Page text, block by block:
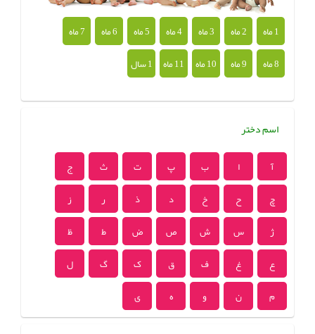
1 ماه 2 ماه 3 ماه 4 ماه 5 ماه 6 ماه
7 ماه
8 ماه
9 ماه 10 ماه 11 ماه 1 سال
اسم دختر
آ ا ب پ ت ث
ج
چ
ح خ د ذ ر
ز
ژ
س ش ص ض ط
ظ
ع
غ ف ق ک گ
ل
م
ن و ه ی